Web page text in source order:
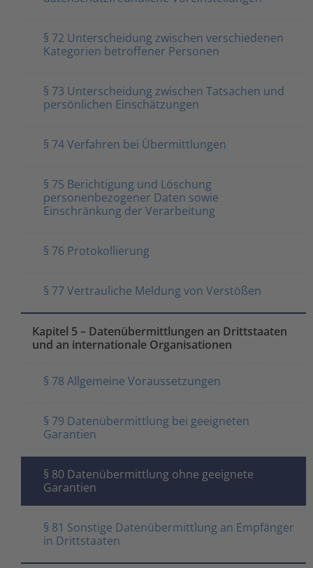
§ 72 Unterscheidung zwischen verschiedenen
Kategorien betroffener Personen
§ 73 Unterscheidung zwischen Tatsachen und
persönlichen Einschätzungen
§ 74 Verfahren bei Übermittlungen
§ 75 Berichtigung und Löschung
personenbezogener Daten sowie
Einschränkung der Verarbeitung
§ 76 Protokollierung
§ 77 Vertrauliche Meldung von Verstößen
Kapitel 5 – Datenübermittlungen an Drittstaaten
und an internationale Organisationen
§ 78 Allgemeine Voraussetzungen
§ 79 Datenübermittlung bei geeigneten
Garantien
§ 80 Datenübermittlung ohne geeignete
Garantien
§ 81 Sonstige Datenübermittlung an Empfänger
in Drittstaaten